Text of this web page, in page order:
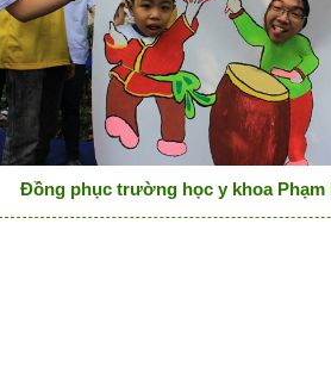
Đồng phục trường học y khoa Phạm